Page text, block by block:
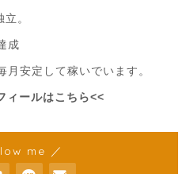
。
成
安定して稼いでいます。
ィールはこちら<<
me ／